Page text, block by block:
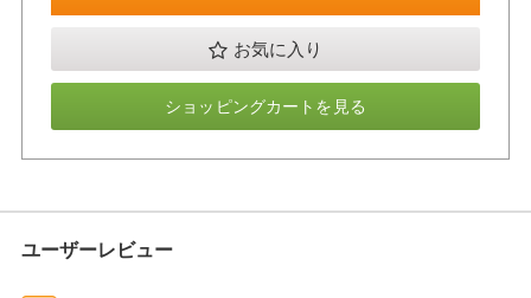
お気に入り
ショッピングカートを見る
ユーザーレビュー